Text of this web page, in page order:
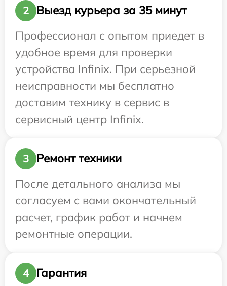
2
Выезд курьера за 35 минут
Профессионал с опытом приедет в
удобное время для проверки
устройства Infinix. При серьезной
неисправности мы бесплатно
доставим технику в сервис в
сервисный центр Infinix.
3
Ремонт техники
После детального анализа мы
согласуем с вами окончательный
расчет, график работ и начнем
ремонтные операции.
4 Гарантия